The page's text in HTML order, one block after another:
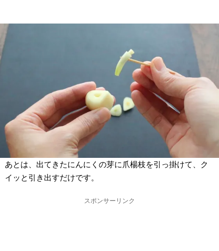
あとは、出てきたにんにくの芽に爪楊枝を引っ掛けて、ク
イッと引き出すだけです。
スポンサーリンク